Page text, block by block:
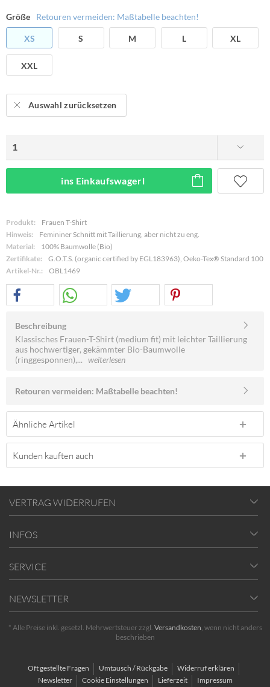
Größe Retouren vermeiden: Maßtabelle beachten!
XS S M L XL
XXL
Auswahl zurücksetzen
ins Einkaufswagerl
Produkt:
Frauen T-Shirt
Hinweis:
Femininer Schnitt mit Taillierung, aber nicht zu eng.
Material:
100% Baumwolle (Bio)
Zertifikate:
G.O.T.S. (organic certified by EGL183963), Oeko-Tex® Standard 100
Artikel-Nr.:
OBL1469
Beschreibung
Klassisches Frauen-T-Shirt (medium fit) mit leichter Taillierung
aus hochwertiger, gekämmter Bio-Baumwolle
(ringgesponnen),... weiterlesen
Retouren vermeiden: Maßtabelle beachten!
Ähnliche Artikel
Kunden kauften auch
VERTRAG WIDERRUFEN
INFOS
SERVICE
NEWSLETTER
* Alle Preise inkl. gesetzl. Mehrwertsteuer zzgl. Versandkosten, wenn nicht anders
beschrieben
Oft gestellte Fragen Umtausch / Rückgabe
Widerruf erklären
Newsletter
Cookie Einstellungen Lieferzeit Impressum